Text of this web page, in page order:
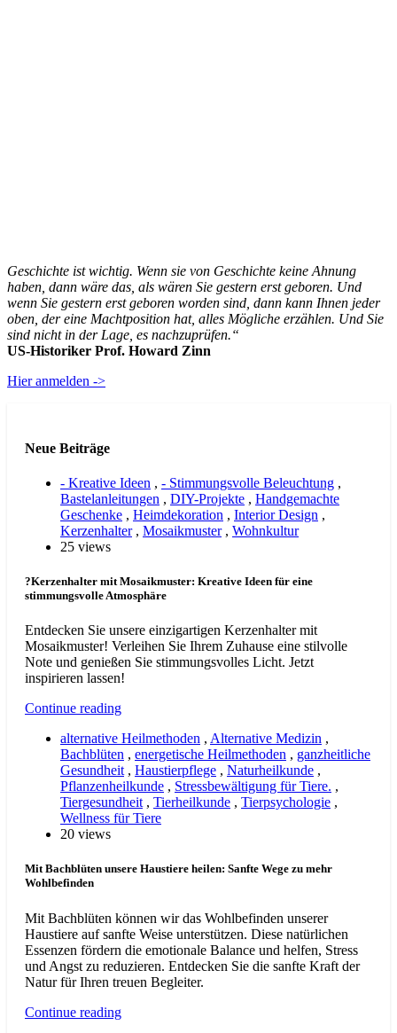
Geschichte ist wichtig. Wenn sie von Geschichte keine Ahnung
haben, dann wäre das, als wären Sie gestern erst geboren. Und
wenn Sie gestern erst geboren worden sind, dann kann Ihnen jeder
oben, der eine Machtposition hat, alles Mögliche erzählen. Und Sie
sind nicht in der Lage, es nachzuprüfen.“
US-Historiker Prof. Howard Zinn
Hier anmelden ->
Neue Beiträge
- Kreative Ideen , - Stimmungsvolle Beleuchtung ,
Bastelanleitungen , DIY-Projekte , Handgemachte
Geschenke , Heimdekoration , Interior Design ,
Kerzenhalter, Mosaikmuster, Wohnkultur
25 views
?Kerzenhalter mit Mosaikmuster: Kreative Ideen für eine
stimmungsvolle Atmosphäre
Entdecken Sie unsere einzigartigen Kerzenhalter mit
Mosaikmuster! Verleihen Sie Ihrem Zuhause eine stilvolle
Note und genießen Sie stimmungsvolles Licht. Jetzt
inspirieren lassen!
Continue reading
alternative Heilmethoden , Alternative Medizin ,
Bachblüten , energetische Heilmethoden , ganzheitliche
Gesundheit , Haustierpflege , Naturheilkunde ,
Pflanzenheilkunde , Stressbewältigung für Tiere. ,
Tiergesundheit , Tierheilkunde , Tierpsychologie ,
Wellness für Tiere
20 views
Mit Bachblüten unsere Haustiere heilen: Sanfte Wege zu mehr
Wohlbefinden
Mit Bachblüten können wir das Wohlbefinden unserer
Haustiere auf sanfte Weise unterstützen. Diese natürlichen
Essenzen fördern die emotionale Balance und helfen, Stress
und Angst zu reduzieren. Entdecken Sie die sanfte Kraft der
Natur für Ihren treuen Begleiter.
Continue reading